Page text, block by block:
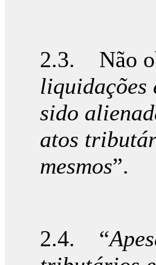
2.3. Não
liquidações
sido
atos
mesmos”.
2.4. “